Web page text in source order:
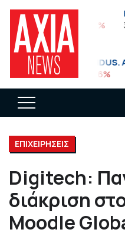
FTSEA
899,47 -0,04%
DOW JONES INDUS.
35.911,81
ΕΠΙΧΕΙΡΗΣΕΙΣ
Digitech:
διάκριση
Moodle